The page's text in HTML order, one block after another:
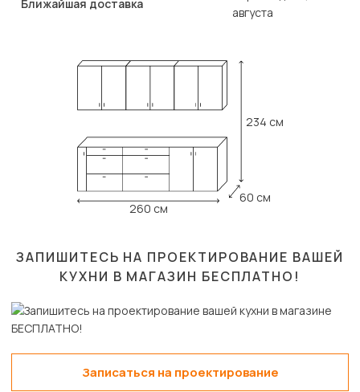
Ближайшая доставка
августа
260 см
234 см
60 см
ЗАПИШИТЕСЬ НА ПРОЕКТИРОВАНИЕ ВАШЕЙ
КУХНИ В МАГАЗИН БЕСПЛАТНО!
Записаться на проектирование